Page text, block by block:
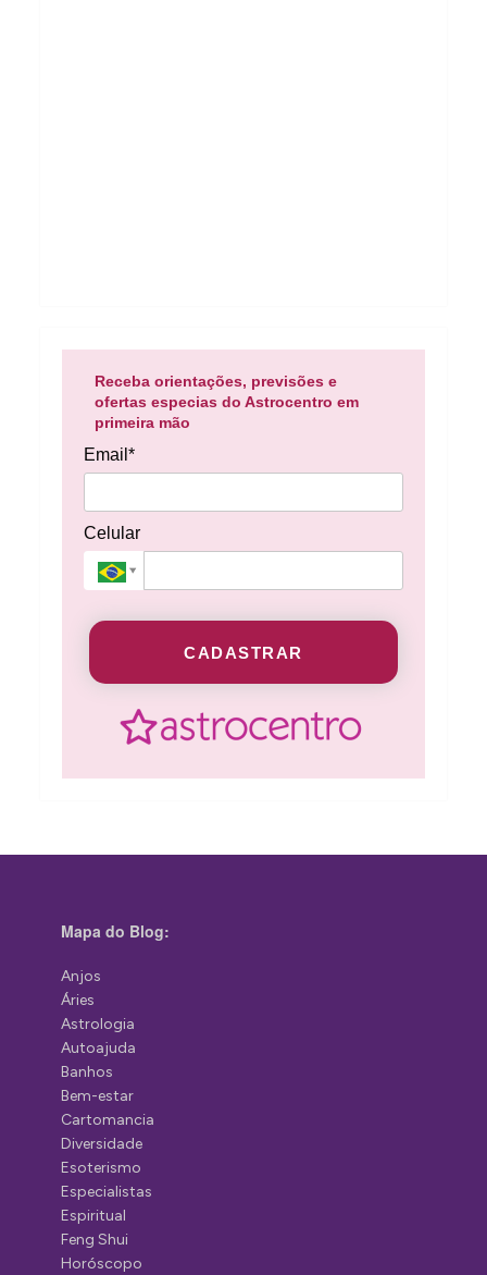
Receba orientações, previsões e
ofertas especias do Astrocentro em
primeira mão
Email*
Celular
CADASTRAR
Mapa do Blog:
Anjos
Áries
Astrologia
Autoajuda
Banhos
Bem-estar
Cartomancia
Diversidade
Esoterismo
Especialistas
Espiritual
Feng Shui
Horóscopo